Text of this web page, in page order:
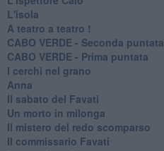
L'isola
A teatro a teatro !
CABO VERDE - Seconda puntata
CABO VERDE - Prima puntata
I cerchi nel grano
Anna
Il sabato del Favati
Un morto in milonga
Il mistero del redo scomparso
Il commissario Favati